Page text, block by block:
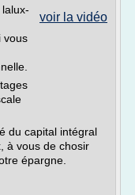
voir la vidéo
vous
du capital intégral
à vous de chosir
épargne.